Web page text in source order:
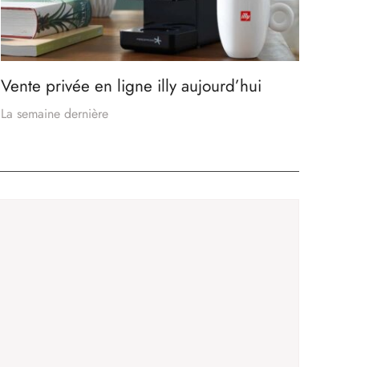
Vente privée en ligne illy aujourd’hui
La semaine dernière